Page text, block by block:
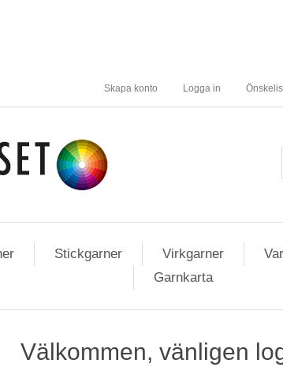
Skapa konto Logga in
Stickgarner Virkgarner
Garnkarta
Välkommen, vänligen